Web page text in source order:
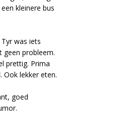
kleinere bus
was iets
geen probleem.
prettig. Prima
Ook lekker eten.
goed